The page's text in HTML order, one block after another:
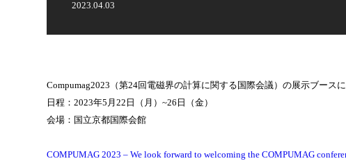
2023.04.03
Compumag2023（第24回電磁界の計算に関する国際会議）の展示ブー
日程：2023年5月22日（月）~26日（金）
会場：国立京都国際会館
COMPUMAG 2023 – We look forward to welcoming the COMPUMAG